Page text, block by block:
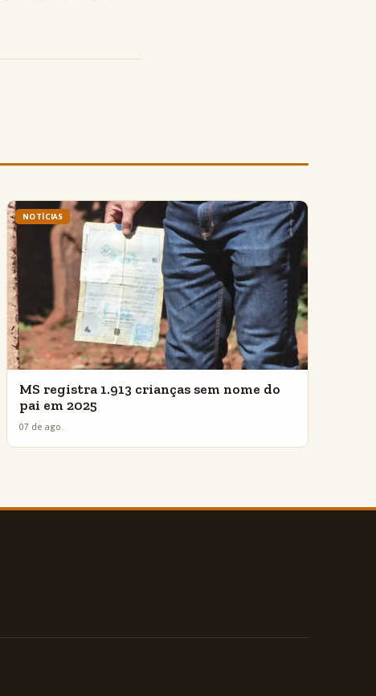
NOTÍCIAS
MS registra 1.913 crianças sem nome do
pai em 2025
07 de ago.